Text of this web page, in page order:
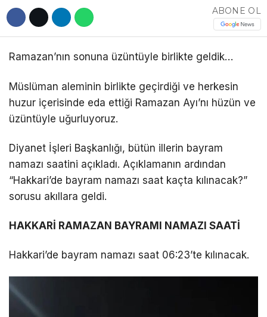
Instagram
TikTok
LinkedIn
Telegram
ABONE OL
Ramazan’nın sonuna üzüntüyle birlikte geldik…
Müslüman aleminin birlikte geçirdiği ve herkesin
huzur içerisinde eda ettiği Ramazan Ayı’nı hüzün ve
üzüntüyle uğurluyoruz.
Diyanet İşleri Başkanlığı, bütün illerin bayram
namazı saatini açıkladı. Açıklamanın ardından
“Hakkari’de bayram namazı saat kaçta kılınacak?”
sorusu akıllara geldi.
HAKKARİ RAMAZAN BAYRAMI NAMAZI SAATİ
Hakkari’de bayram namazı saat 06:23’te kılınacak.